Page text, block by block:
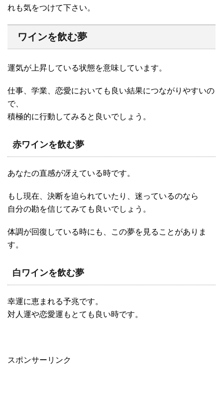
れも気をつけて下さい。
ワインを飲む夢
運気が上昇している状態を意味しています。
仕事、学業、恋愛においても良い結果につながりやすいの
で、
積極的に行動してみると良いでしょう。
赤ワインを飲む夢
あなたの直感が冴えている時です。
もし現在、決断を迫られていたり、迷っているのなら
自分の勘を信じてみても良いでしょう。
体調が回復している時にも、この夢を見ることがありま
す。
白ワインを飲む夢
幸運に恵まれる予兆です。
対人運や恋愛運もとても良い時です。
スポンサーリンク